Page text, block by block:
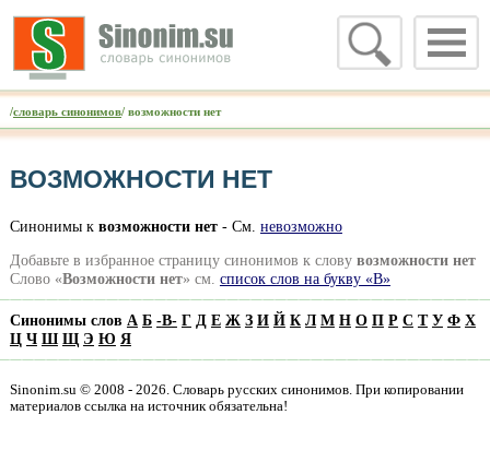
/словарь синонимов/ возможности нет
ВОЗМОЖНОСТИ НЕТ
Синонимы к возможности нет- См. невозможно
Добавьте в избранное страницу синонимов к слову возможности нет
Слово «Возможности нет» см. список слов на букву «В»
Синонимы слов А Б -В- Г Д Е Ж З И Й К Л М Н О П Р С Т У Ф Х
Ц Ч Ш Щ Э Ю Я
Sinonim.su © 2008 - 2026. Словарь русских синонимов. При копировании
материалов ссылка на источник обязательна!